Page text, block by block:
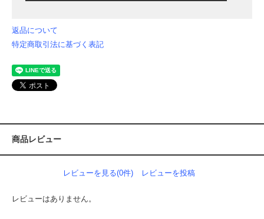
返品について
特定商取引法に基づく表記
商品レビュー
レビューを見る(0件) レビューを投稿
レビューはありません。